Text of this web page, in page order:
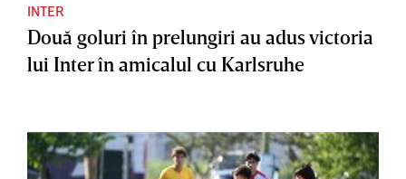
INTER
Două goluri în prelungiri au adus victoria
lui Inter în amicalul cu Karlsruhe